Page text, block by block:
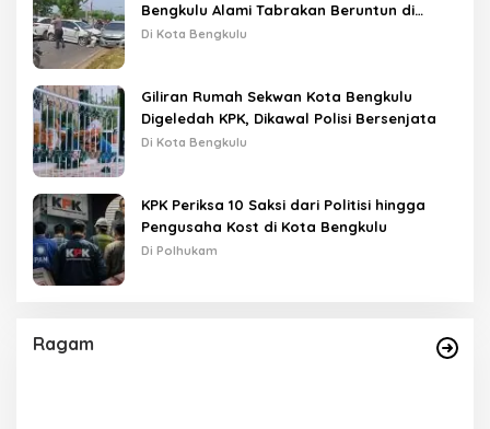
Bengkulu Alami Tabrakan Beruntun di
Lampu Merah
Di Kota Bengkulu
Giliran Rumah Sekwan Kota Bengkulu
Digeledah KPK, Dikawal Polisi Bersenjata
Di Kota Bengkulu
KPK Periksa 10 Saksi dari Politisi hingga
Pengusaha Kost di Kota Bengkulu
Di Polhukam
Ragam